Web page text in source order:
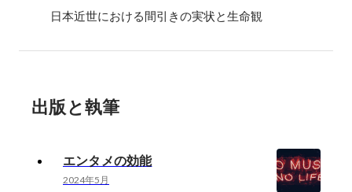
日本近世における間引きの実状と生命観
出版と執筆
エンタメの効能
2024年5月